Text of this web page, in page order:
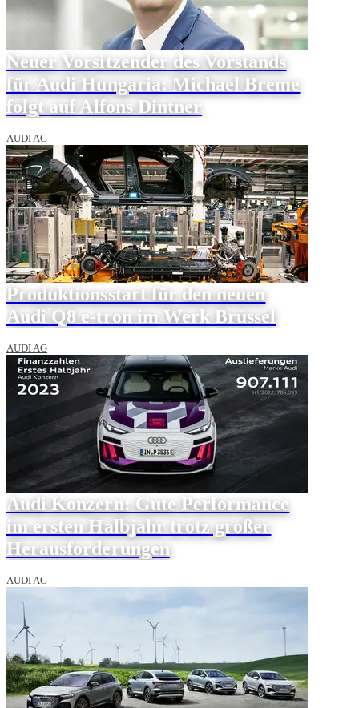
Neuer Vorsitzender des Vorstands
für Audi Hungaria: Michael Breme
folgt auf Alfons Dintner
AUDI AG
Produktionsstart für den neuen
Audi Q8 e-tron im Werk Brüssel
AUDI AG
Audi Konzern: Gute Performance
im ersten Halbjahr trotz großer
Herausforderungen
AUDI AG